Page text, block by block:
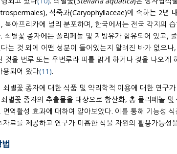
석죽과(Caryophyllaceae)에 속하는 2년
북아프리카에 널리 분포하며, 한국에서는 전국 각지의
쇠별꽃 종자에는 폴리페놀 및 지방유가 함유되어 있고,
는 것 외에 어떤 성분이 들어있는지 알려진 바가 없으나
것을 번루 또는 우번루라 피를 맑게 하거나 젖을 나오게
용되어 왔다(11).
쇠별꽃 종자에 대한 식품 및 약리학적 이용에 대한 연구
별꽃 종자의 추출물을 대상으로 항산화, 총 폴리페놀
면역활성 효과에 대하여 알아보았다. 이를 통해 기능성
자료를 제공하고 연구가 미흡한 식물 자원의 활용가능성